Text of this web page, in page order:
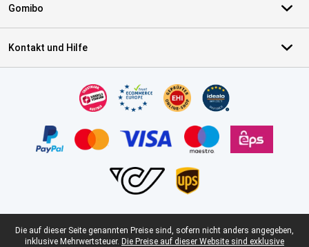
Gomibo
Kontakt und Hilfe
Juristische Fußzeile
Die auf dieser Seite genannten Preise sind, sofern nicht anders angegeben,
inklusive Mehrwertsteuer. Die Preise auf dieser Website sind exklusive